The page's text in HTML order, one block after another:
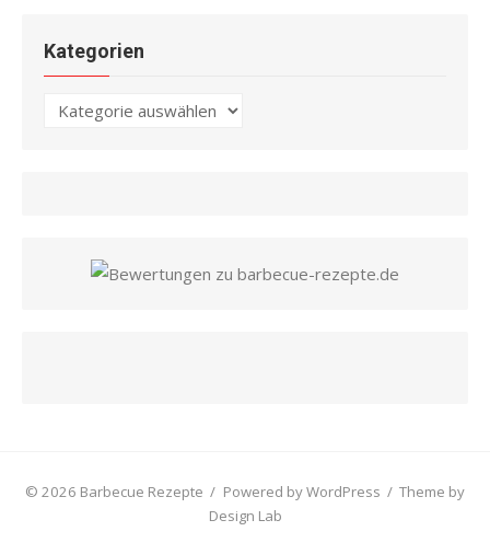
Kategorien
Kategorien
© 2026 Barbecue Rezepte / Powered by WordPress / Theme by
Design Lab